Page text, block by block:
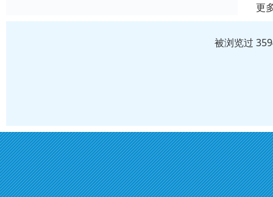
更
被浏览过